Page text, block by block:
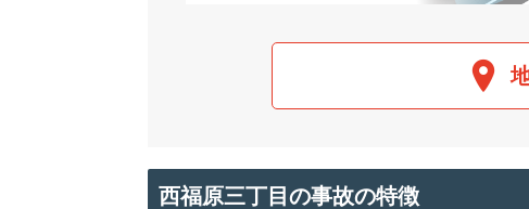
西福原三丁目の事故の特徴